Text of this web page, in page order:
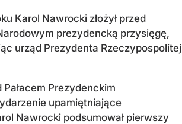
Karol Nawrocki złożył przed
prezydencką przysięgę,
urząd Prezydenta Rzeczypospolitej
Prezydenckim
upamiętniające
Nawrocki podsumował pierwszy